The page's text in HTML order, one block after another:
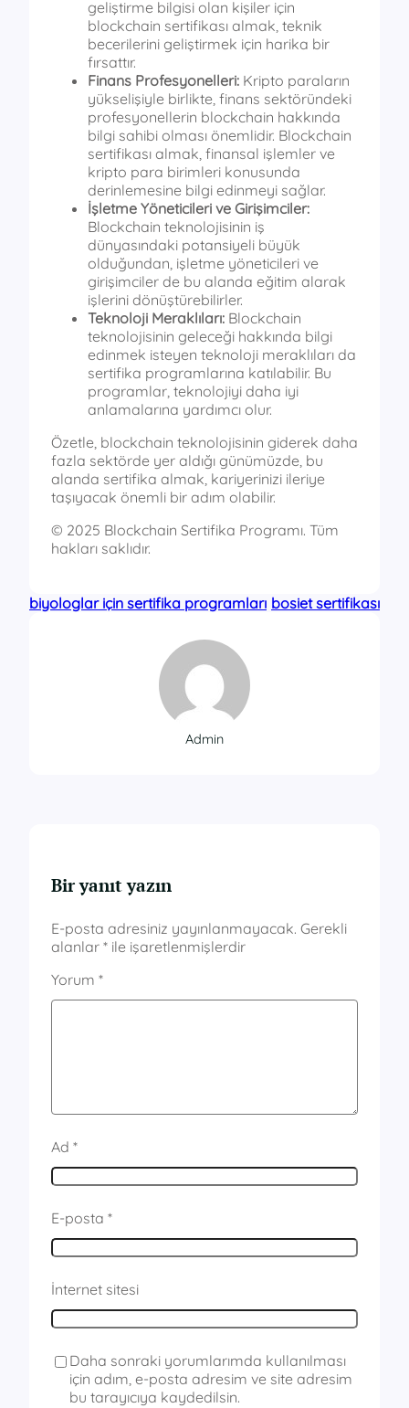
geliştirme bilgisi olan kişiler için
blockchain sertifikası almak, teknik
becerilerini geliştirmek için harika bir
fırsattır.
Finans Profesyonelleri: Kripto paraların
yükselişiyle birlikte, finans sektöründeki
profesyonellerin blockchain hakkında
bilgi sahibi olması önemlidir. Blockchain
sertifikası almak, finansal işlemler ve
kripto para birimleri konusunda
derinlemesine bilgi edinmeyi sağlar.
İşletme Yöneticileri ve Girişimciler:
Blockchain teknolojisinin iş
dünyasındaki potansiyeli büyük
olduğundan, işletme yöneticileri ve
girişimciler de bu alanda eğitim alarak
işlerini dönüştürebilirler.
Teknoloji Meraklıları: Blockchain
teknolojisinin geleceği hakkında bilgi
edinmek isteyen teknoloji meraklıları da
sertifika programlarına katılabilir. Bu
programlar, teknolojiyi daha iyi
anlamalarına yardımcı olur.
Özetle, blockchain teknolojisinin giderek daha
fazla sektörde yer aldığı günümüzde, bu
alanda sertifika almak, kariyerinizi ileriye
taşıyacak önemli bir adım olabilir.
© 2025 Blockchain Sertifika Programı. Tüm
hakları saklıdır.
biyologlar için sertifika programları bosiet sertifikası
Admin
Bir yanıt yazın
E-posta adresiniz yayınlanmayacak. Gerekli
alanlar * ile işaretlenmişlerdir
Yorum *
Ad *
E-posta *
İnternet sitesi
Daha sonraki yorumlarımda kullanılması
için adım, e-posta adresim ve site adresim
bu tarayıcıya kaydedilsin.